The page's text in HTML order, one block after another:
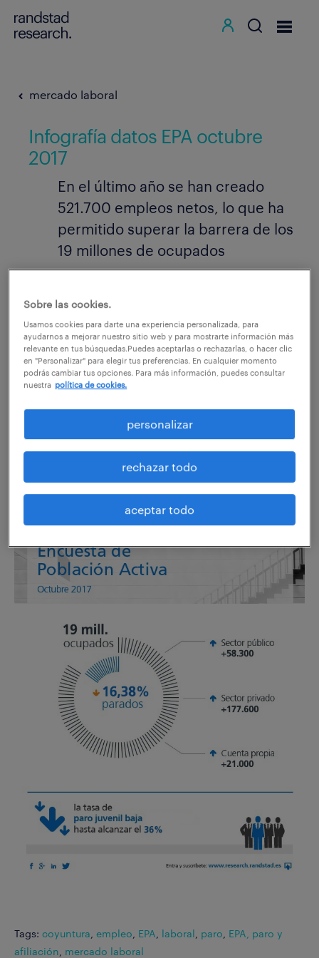
mercado laboral
Infografía datos EPA octubre
2017
En el último año se han creado
521.700 empleos netos, lo que ha
permitido superar la barrera de los
19 millones de ocupados
compartir en:
Accedeaquíal informe completo del tercer trimestre
de 2017 de la Encuesta de Población Activa.
El número de personas en paro cae en el
último año en 589.100 personas
Tags: coyuntura empleo EPA laboral paro EPA, paro y
afiliación mercado laboral
Sobre las cookies.
Usamos cookies para darte una experiencia personalizada, para
ayudarnos a mejorar nuestro sitio web y para mostrarte información más
relevante en tus búsquedas.Puedes aceptarlas o rechazarlas, o hacer clic
en "Personalizar" para elegir tus preferencias. En cualquier momento
podrás cambiar tus opciones. Para más información, puedes consultar
nuestra política de cookies.
personalizar
rechazar todo
aceptar todo